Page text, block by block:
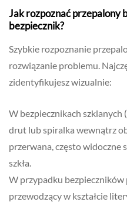
Jak rozpoznać przepalony
bezpiecznik?
Szybkie rozpoznanie
rozwiązanie problemu.
zidentyfikujesz wizualnie:
W bezpiecznikach
drut lub spiralka wewnątrz
przerwana, często widoczne
szkła.
W przypadku bezpieczników
przewodzący w kształcie